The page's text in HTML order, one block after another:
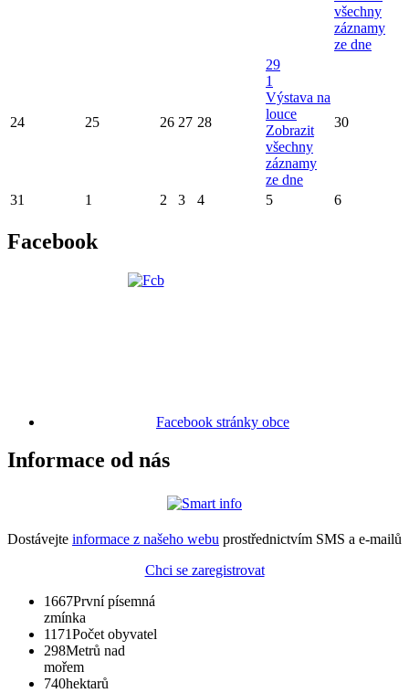
všechny
záznamy
ze dne
24 25 26 27 28
29
1
Výstava na
louce
Zobrazit
všechny
záznamy
ze dne
30
31 1 2 3 4 5 6
Facebook
Facebook stránky obce
Informace od nás
Dostávejte informace z našeho webu prostřednictvím SMS a e-mailů
Chci se zaregistrovat
1667První písemná
zmínka
1171Počet obyvatel
298Metrů nad
mořem
740hektarů